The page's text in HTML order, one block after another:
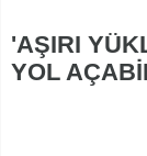
'AŞIRI
YOL